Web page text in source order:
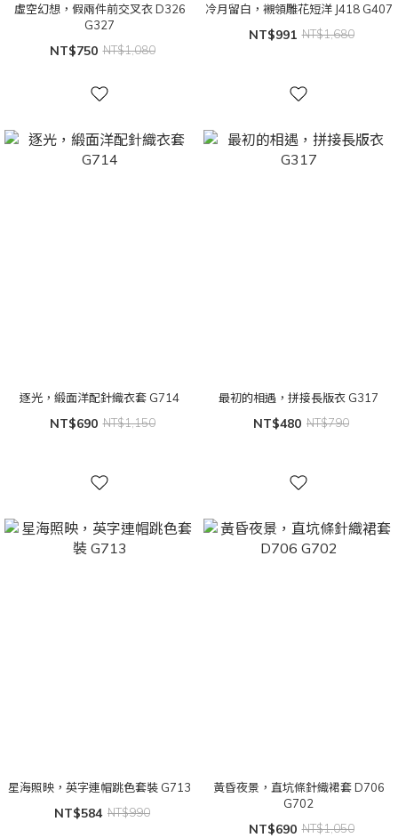
虛空幻想，假兩件前交叉衣 D326
G327
NT$750 NT$1,080
冷月留白，襯領雕花短洋 J418 G407
NT$991 NT$1,680
逐光，緞面洋配針織衣套 G714
NT$690 NT$1,150
最初的相遇，拼接長版衣 G317
NT$480 NT$790
星海照映，英字連帽跳色套裝 G713
NT$584 NT$990
黃昏夜景，直坑條針織裙套 D706
G702
NT$690 NT$1,050